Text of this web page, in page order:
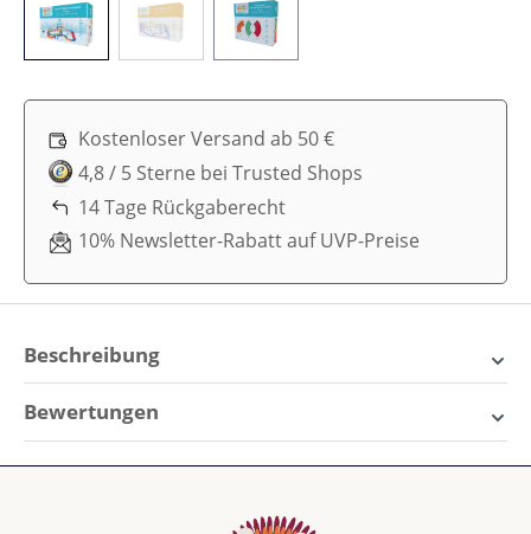
Kostenloser Versand ab 50 €
4,8 / 5 Sterne bei Trusted Shops
14 Tage Rückgaberecht
10% Newsletter-Rabatt auf UVP-Preise
Beschreibung
Cleverclixx Autobahn-Bausatz
in Knallfarben – 65 Teile
eigene Rennstrecke
Bewertungen